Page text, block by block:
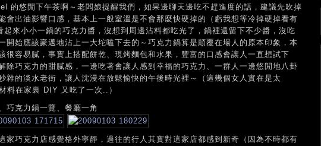
的悠閒下午茶啊～老闆娘提醒我們，如果邊聊天邊吃不趕進度的話，建議先吹掉
會出油影響口感，基本上一般室溫是不會那麼快硬掉的（虧我想等冷掉硬掉看有
來小小一鍋的巧克力醬，沒想到周邊沾料都吃光了，鍋裡還留下不少醬，沒吃
開始應該豪邁地沾上一大坨嗑下去的～巧克力鍋算是顛覆在場人的原本印象，本
很容易膩，事實上搭配餅乾、現烤麵包和水果，豐富的口感會讓人一直想試下
除巧克力的甜膩感，一邊吃著會讓人感到幸福的巧克力、一群人一邊悠閒地八卦
雜的淡水老街，讓人沈浸在放鬆愉快的午後時光裡～（這幾個女人實在是太
料在家裏 DIY 又吃了一次..）
巧克力鍋一覽、餐廳一角
家巧克力店感覺格外寧靜，過往的行人其實對這家店都感到新奇（因為不時都有